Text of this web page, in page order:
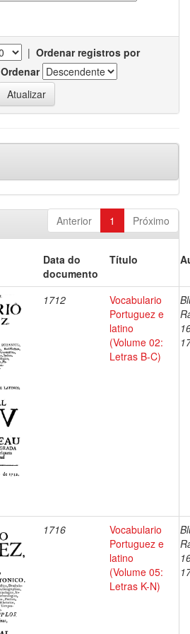
| Ordenar registros por
Ordenar
Anterior 1 Próximo
Data do
documento
Título
1712
Vocabulario
Portuguez e
latino
(Volume 02:
Letras B-C)
1716
Vocabulario
Portuguez e
latino
(Volume 05:
Letras K-N)